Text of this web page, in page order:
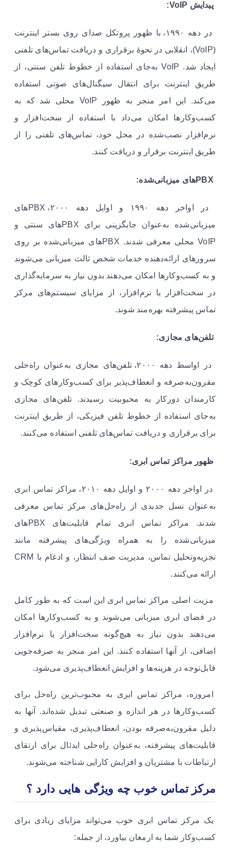
پیدایش VoIP:
در دهه ۱۹۹۰، با ظهور پروتکل صدای روی بستر اینترنت
(VoIP)، انقلابی در نحوهٔ برقراری و دریافت تماس‌های تلفنی
ایجاد شد. VoIP به‌جای استفاده از خطوط تلفن سنتی، از
طریق اینترنت برای انتقال سیگنال‌های صوتی استفاده
می‌کند. این امر منجر به ظهور VoIP محلی شد که به
کسب‌وکارها امکان می‌داد با استفاده از سخت‌افزار و
نرم‌افزار نصب‌شده در محل خود، تماس‌های تلفنی را از
طریق اینترنت برقرار و دریافت کنند.
در اواخر دهه ۱۹۹۰ و اوایل دهه ۲۰۰۰، PBXهای
میزبانی‌شده به‌عنوان جایگزینی برای PBXهای سنتی و
VoIP محلی معرفی شدند. PBXهای میزبانی‌شده بر روی
سرورهای ارائه‌دهنده خدمات شخص ثالث میزبانی می‌شوند
و به کسب‌وکارها امکان می‌دهند بدون نیاز به سرمایه‌گذاری
در سخت‌افزار یا نرم‌افزار، از مزایای سیستم‌های مرکز
تماس پیشرفته بهره‌مند شوند.
تلفن‌های مجازی:
در اواسط دهه ۲۰۰۰، تلفن‌های مجازی به‌عنوان راه‌حلی
مقرون‌به‌صرفه و انعطاف‌پذیر برای کسب‌وکارهای کوچک و
کارمندان دورکار به محبوبیت رسیدند. تلفن‌های مجازی
به‌جای استفاده از خطوط تلفن فیزیکی، از طریق اینترنت
برای برقراری و دریافت تماس‌های تلفنی استفاده می‌کنند.
ظهور مراکز تماس ابری:
در اواخر دهه ۲۰۰۰ و اوایل دهه ۲۰۱۰، مراکز تماس ابری
به‌عنوان نسل جدیدی از راه‌حل‌های مرکز تماس معرفی
شدند. مراکز تماس ابری تمام قابلیت‌های PBXهای
میزبانی‌شده را به همراه ویژگی‌های پیشرفته مانند
تجزیه‌وتحلیل تماس، مدیریت صف انتظار، و ادغام با CRM
ارائه می‌کنند.
مزیت اصلی مراکز تماس ابری این است که به طور کامل
در فضای ابری میزبانی می‌شوند و به کسب‌وکارها امکان
می‌دهند بدون نیاز به هیچ‌گونه سخت‌افزار یا نرم‌افزار
اضافی، از آنها استفاده کنند. این امر منجر به صرفه‌جویی
قابل‌توجه در هزینه‌ها و افزایش انعطاف‌پذیری می‌شود.
امروزه، مراکز تماس ابری به محبوب‌ترین راه‌حل برای
کسب‌وکارها در هر اندازه و صنعتی تبدیل شده‌اند. آنها به
دلیل مقرون‌به‌صرفه بودن، انعطاف‌پذیری، مقیاس‌پذیری و
قابلیت‌های پیشرفته، به‌عنوان راه‌حلی ایدئال برای ارتقای
ارتباطات با مشتریان و افزایش کارایی شناخته می‌شوند.
مرکز تماس خوب چه ویژگی هایی دارد ؟
یک مرکز تماس ابری خوب می‌تواند مزایای زیادی برای
کسب‌وکار شما به ارمغان بیاورد، از جمله: